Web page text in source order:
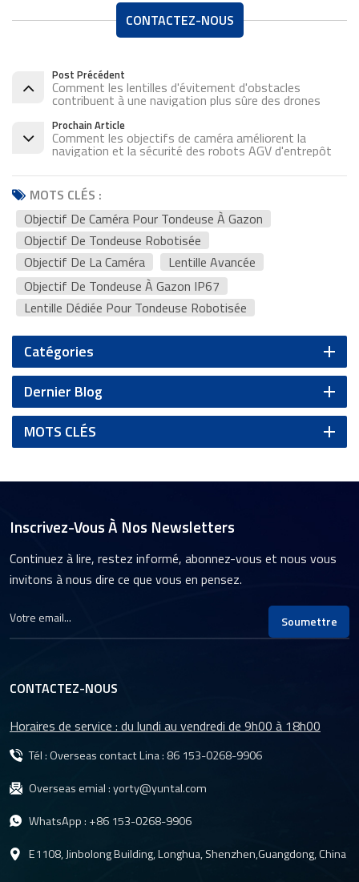
CONTACTEZ-NOUS
Post Précédent
Comment les lentilles d'évitement d'obstacles
contribuent à une navigation plus sûre des drones
Prochain Article
Comment les objectifs de caméra améliorent la
navigation et la sécurité des robots AGV d'entrepôt
MOTS CLÉS :
Objectif De Caméra Pour Tondeuse À Gazon
Objectif De Tondeuse Robotisée
Objectif De La Caméra
Lentille Avancée
Objectif De Tondeuse À Gazon IP67
Lentille Dédiée Pour Tondeuse Robotisée
Catégories
Dernier Blog
MOTS CLÉS
Inscrivez-Vous À Nos Newsletters
Continuez à lire, restez informé, abonnez-vous et nous vous
invitons à nous dire ce que vous en pensez.
Soumettre
CONTACTEZ-NOUS
Horaires de service : du lundi au vendredi de 9h00 à 18h00
Tél : Overseas contact Lina :86 153-0268-9906
Overseas emial :yorty@yuntal.com
WhatsApp : +86 153-0268-9906
E1108, Jinbolong Building, Longhua, Shenzhen,Guangdong, China